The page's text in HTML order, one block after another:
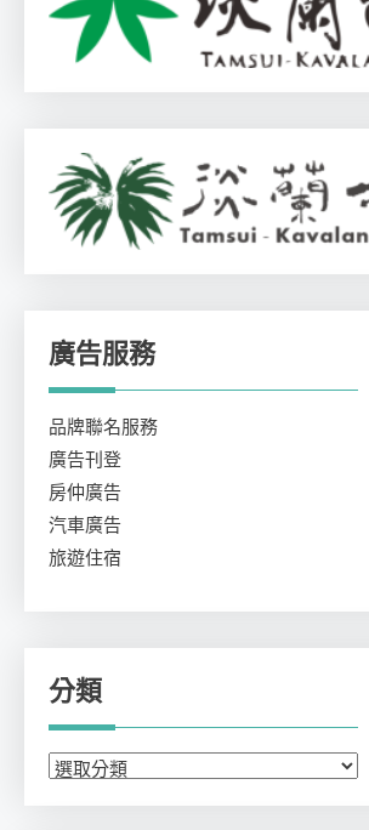
廣告服務
品牌聯名服務
廣告刊登
房仲廣告
汽車廣告
旅遊住宿
分類
分